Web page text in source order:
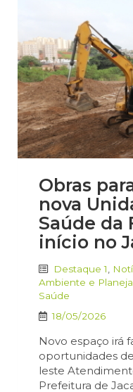
Obras
nova
Saúde da
início no
Destaque 1
Ambiente e
Saúde
18/05/2026
Novo espaço irá
oportunidades
leste
Prefeitura de